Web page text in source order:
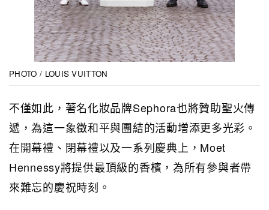
PHOTO / LOUIS VUITTON
不僅如此，著名化妝品牌Sephora也將贊助聖火傳
遞，為這一象徵和平與團結的活動增添更多光彩。
在開幕禮、閉幕禮以及一系列慶典上，Moet
Hennessy將提供最頂級的香檳，為所有參與者帶
來難忘的慶祝時刻。